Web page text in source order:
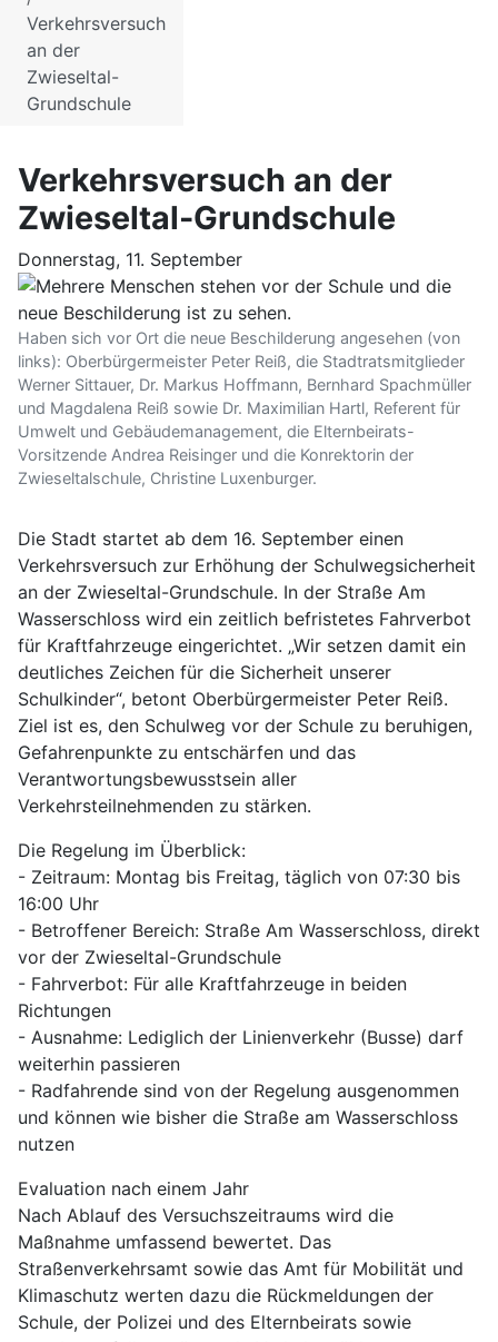
Verkehrsversuch
an der
Zwieseltal-
Grundschule
Verkehrsversuch an der
Zwieseltal-Grundschule
Donnerstag, 11. September
Haben sich vor Ort die neue Beschilderung angesehen (von
links): Oberbürgermeister Peter Reiß, die Stadtratsmitglieder
Werner Sittauer, Dr. Markus Hoffmann, Bernhard Spachmüller
und Magdalena Reiß sowie Dr. Maximilian Hartl, Referent für
Umwelt und Gebäudemanagement, die Elternbeirats-
Vorsitzende Andrea Reisinger und die Konrektorin der
Zwieseltalschule, Christine Luxenburger.
Die Stadt startet ab dem 16. September einen
Verkehrsversuch zur Erhöhung der Schulwegsicherheit
an der Zwieseltal-Grundschule. In der Straße Am
Wasserschloss wird ein zeitlich befristetes Fahrverbot
für Kraftfahrzeuge eingerichtet. „Wir setzen damit ein
deutliches Zeichen für die Sicherheit unserer
Schulkinder“, betont Oberbürgermeister Peter Reiß.
Ziel ist es, den Schulweg vor der Schule zu beruhigen,
Gefahrenpunkte zu entschärfen und das
Verantwortungsbewusstsein aller
Verkehrsteilnehmenden zu stärken.
Die Regelung im Überblick:
- Zeitraum: Montag bis Freitag, täglich von 07:30 bis
16:00 Uhr
- Betroffener Bereich: Straße Am Wasserschloss, direkt
vor der Zwieseltal-Grundschule
- Fahrverbot: Für alle Kraftfahrzeuge in beiden
Richtungen
- Ausnahme: Lediglich der Linienverkehr (Busse) darf
weiterhin passieren
- Radfahrende sind von der Regelung ausgenommen
und können wie bisher die Straße am Wasserschloss
nutzen
Evaluation nach einem Jahr
Nach Ablauf des Versuchszeitraums wird die
Maßnahme umfassend bewertet. Das
Straßenverkehrsamt sowie das Amt für Mobilität und
Klimaschutz werten dazu die Rückmeldungen der
Schule, der Polizei und des Elternbeirats sowie